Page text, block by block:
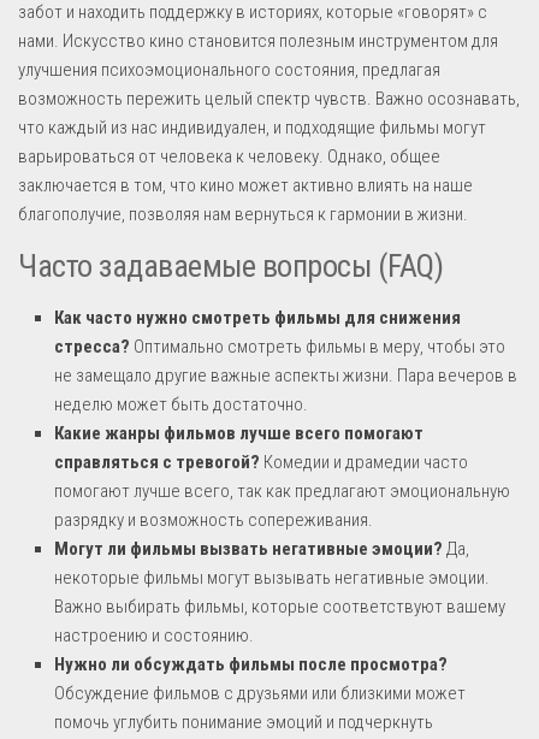
забот и находить поддержку в историях, которые «говорят» с
нами. Искусство кино становится полезным инструментом для
улучшения психоэмоционального состояния, предлагая
возможность пережить целый спектр чувств. Важно осознавать,
что каждый из нас индивидуален, и подходящие фильмы могут
варьироваться от человека к человеку. Однако, общее
заключается в том, что кино может активно влиять на наше
благополучие, позволяя нам вернуться к гармонии в жизни.
Часто задаваемые вопросы (FAQ)
Как часто нужно смотреть фильмы для снижения
стресса? Оптимально смотреть фильмы в меру, чтобы это
не замещало другие важные аспекты жизни. Пара вечеров в
неделю может быть достаточно.
Какие жанры фильмов лучше всего помогают
справляться с тревогой? Комедии и драмедии часто
помогают лучше всего, так как предлагают эмоциональную
разрядку и возможность сопереживания.
Могут ли фильмы вызвать негативные эмоции? Да,
некоторые фильмы могут вызывать негативные эмоции.
Важно выбирать фильмы, которые соответствуют вашему
настроению и состоянию.
Нужно ли обсуждать фильмы после просмотра?
Обсуждение фильмов с друзьями или близкими может
помочь углубить понимание эмоций и подчеркнуть